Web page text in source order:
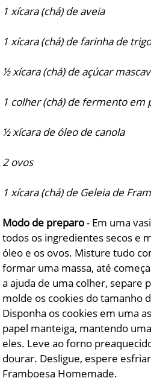
1 xícara (chá) de aveia
1 xícara (chá) de farinha de
½ xícara (chá) de açúcar
1 colher (chá) de fermento em
½ xícara de óleo de canola
2 ovos
1 xícara (chá) de Geleia de
Modo de preparo- Em uma
todos os ingredientes secos e
óleo e os ovos. Misture tudo
formar uma massa, até
a ajuda de uma colher, separe
molde os cookies do tamanho
Disponha os cookies em uma
papel manteiga, mantendo
eles. Leve ao forno
dourar. Desligue, espere
Framboesa Homemade.